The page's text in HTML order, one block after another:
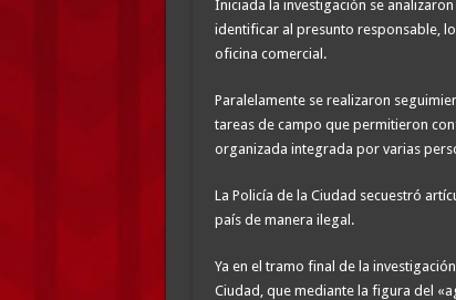
Iniciada la investigación se
identificar al presunto responsable,
oficina comercial.
Paralelamente se realizaron
tareas de campo que permitieron
organizada integrada por varias
La Policía de la Ciudad secuestró
país de manera ilegal.
Ya en el tramo final de la
Ciudad, que mediante la figura del